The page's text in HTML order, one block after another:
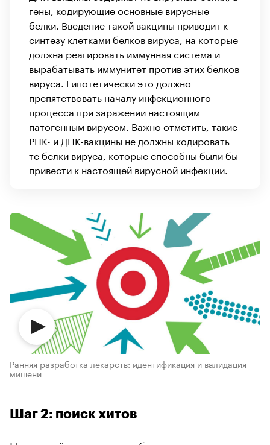
гены, кодирующие основные вирусные
белки. Введение такой вакцины приводит к
синтезу клетками белков вируса, на которые
должна реагировать иммунная система и
вырабатывать иммунитет против этих белков
вируса. Гипотетически это должно
препятствовать началу инфекционного
процесса при заражении настоящим
патогенным вирусом. Важно отметить, такие
РНК- и ДНК-вакцины не должны кодировать
те белки вируса, которые способны были бы
привести к настоящей вирусной инфекции.
Ранняя разработка лекарств: идентификация и валидация
мишени
Шаг 2: поиск хитов